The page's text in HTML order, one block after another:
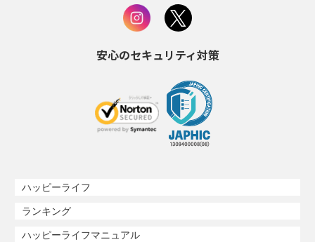
安心のセキュリティ対策
ハッピーライフ
ランキング
ハッピーライフマニュアル